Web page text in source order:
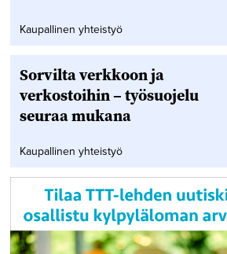
Kaupallinen yhteistyö
Sorvilta verkkoon ja
verkostoihin – työsuojelu
seuraa mukana
Kaupallinen yhteistyö